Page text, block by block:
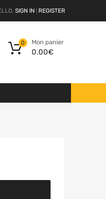
SIGN IN REGISTER
Mon panier
0.00€
0